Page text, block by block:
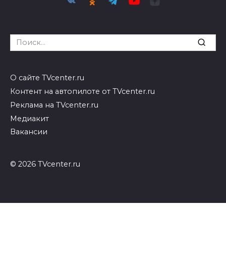
Search
for:
О сайте TVcenter.ru
Контент на автопилоте от TVcenter.ru
Реклама на TVcenter.ru
Медиакит
Вакансии
© 2026 TVcenter.ru